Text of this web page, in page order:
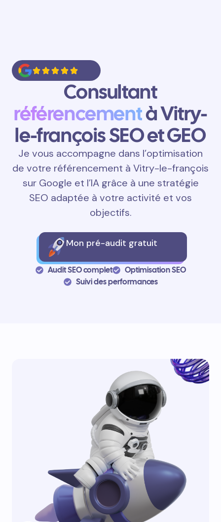
Consultant
référencementà Vitry-
le-françois SEO et GEO
Je vous accompagne dans l’optimisation
de votre référencement à Vitry-le-françois
sur Google et l’IA grâce à une stratégie
SEO adaptée à votre activité et vos
objectifs.
Mon pré-audit gratuit
Audit SEO complet
Optimisation SEO
Suivi des performances